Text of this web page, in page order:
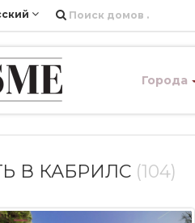
Города
В КАБРИЛС (104)